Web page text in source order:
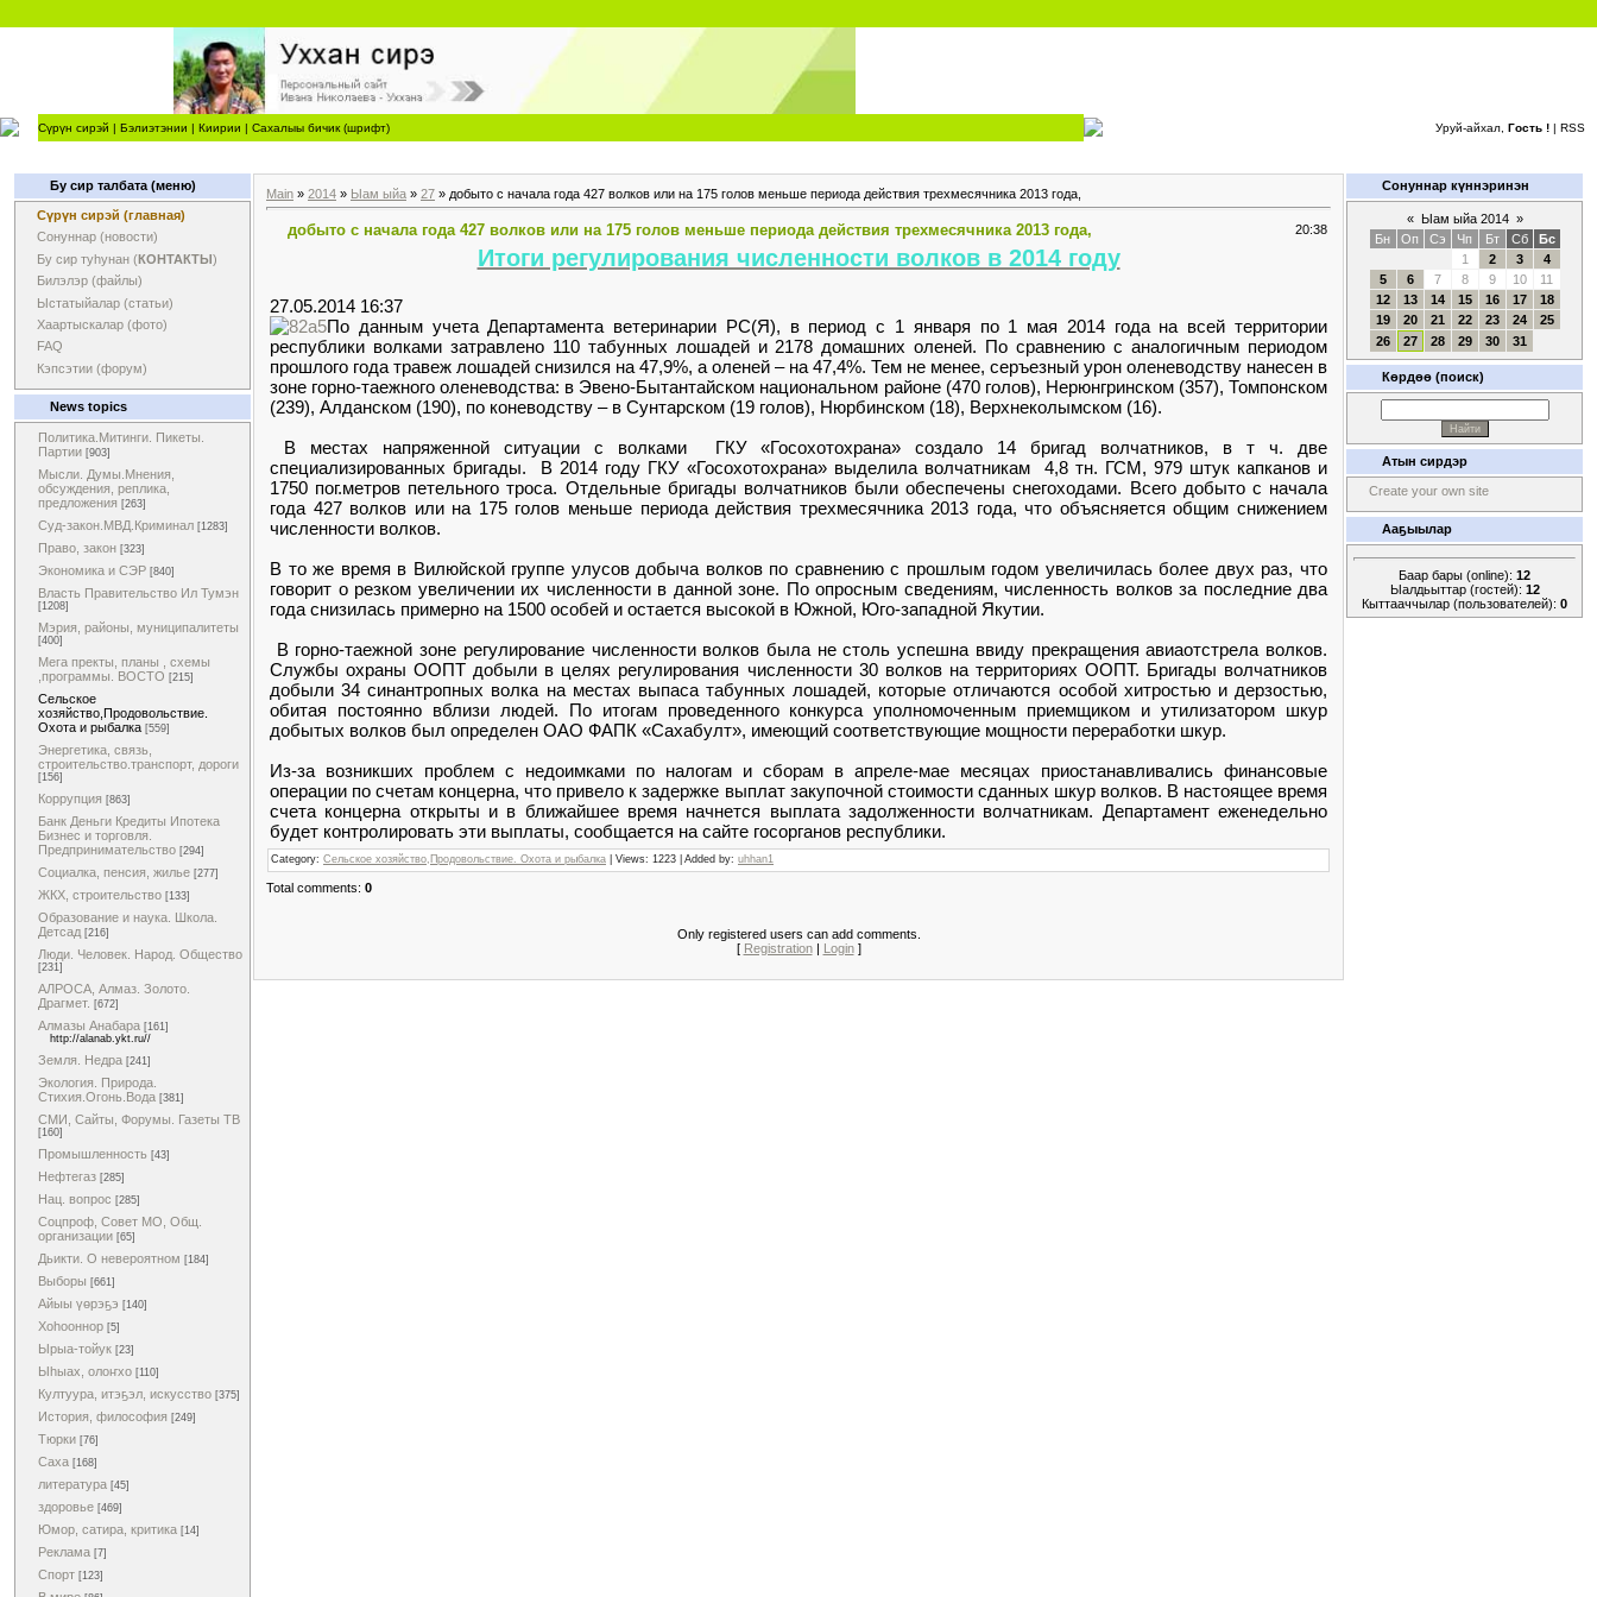
Сүрүн сирэй | Бэлиэтэнии | Киирии | Сахалыы бичик (шрифт) Уруй-айхал, Гость ! | RSS
Бу сир талбата (меню)
Сүрүн сирэй (главная)
Сонуннар (новости)
Бу сир туһунан (КОНТАКТЫ)
Билэлэр (файлы)
Ыстатыйалар (статьи)
Хаартыскалар (фото)
FAQ
Кэпсэтии (форум)
News topics
Политика.Митинги. Пикеты.
Партии [903]
Мысли. Думы.Мнения,
обсуждения, реплика,
предложения [263]
Суд-закон.МВД.Криминал [1283]
Право, закон [323]
Экономика и СЭР [840]
Власть Правительство Ил Тумэн
[1208]
Мэрия, районы, муниципалитеты
[400]
Мега пректы, планы , схемы
,программы. ВОСТО [215]
Сельское
хозяйство,Продовольствие.
Охота и рыбалка [559]
Энергетика, связь,
строительство.транспорт, дороги
[156]
Коррупция [863]
Банк Деньги Кредиты Ипотека
Бизнес и торговля.
Предпринимательство [294]
Социалка, пенсия, жилье [277]
ЖКХ, строительство [133]
Образование и наука. Школа.
Детсад [216]
Люди. Человек. Народ. Общество
[231]
АЛРОСА, Алмаз. Золото.
Драгмет. [672]
Алмазы Анабара [161]
http://alanab.ykt.ru//
Земля. Недра [241]
Экология. Природа.
Стихия.Огонь.Вода [381]
СМИ, Сайты, Форумы. Газеты ТВ
[160]
Промышленность [43]
Нефтегаз [285]
Нац. вопрос [285]
Соцпроф, Совет МО, Общ.
организации [65]
Дьикти. О невероятном [184]
Выборы [661]
Айыы үөрэҕэ [140]
Хоһооннор [5]
Ырыа-тойук [23]
Ыһыах, олоҥхо [110]
Култуура, итэҕэл, искусство [375]
История, философия [249]
Тюрки [76]
Саха [168]
литература [45]
здоровье [469]
Юмор, сатира, критика [14]
Реклама [7]
Спорт [123]
Main » 2014 » Ыам ыйа » 27 » добыто с начала года 427 волков или на 175 голов меньше периода действия трехмесячника 2013 года,
добыто с начала года 427 волков или на 175 голов меньше периода действия трехмесячника 2013 года, 20:38
Итоги регулирования численности волков в 2014 году
27.05.2014 16:37
По данным учета Департамента ветеринарии РС(Я), в период с 1 января по 1 мая 2014 года на всей территории
республики волками затравлено 110 табунных лошадей и 2178 домашних оленей. По сравнению с аналогичным периодом
прошлого года травеж лошадей снизился на 47,9%, а оленей – на 47,4%. Тем не менее, серъезный урон оленеводству нанесен в
зоне горно-таежного оленеводства: в Эвено-Бытантайском национальном районе (470 голов), Нерюнгринском (357), Томпонском
(239), Алданском (190), по коневодству – в Сунтарском (19 голов), Нюрбинском (18), Верхнеколымском (16).
В местах напряженной ситуации с волками ГКУ «Госохотохрана» создало 14 бригад волчатников, в т ч. две
специализированных бригады. В 2014 году ГКУ «Госохотохрана» выделила волчатникам 4,8 тн. ГСМ, 979 штук капканов и
1750 пог.метров петельного троса. Отдельные бригады волчатников были обеспечены снегоходами. Всего добыто с начала
года 427 волков или на 175 голов меньше периода действия трехмесячника 2013 года, что объясняется общим снижением
численности волков.
В то же время в Вилюйской группе улусов добыча волков по сравнению с прошлым годом увеличилась более двух раз, что
говорит о резком увеличении их численности в данной зоне. По опросным сведениям, численность волков за последние два
года снизилась примерно на 1500 особей и остается высокой в Южной, Юго-западной Якутии.
В горно-таежной зоне регулирование численности волков была не столь успешна ввиду прекращения авиаотстрела волков.
Службы охраны ООПТ добыли в целях регулирования численности 30 волков на территориях ООПТ. Бригады волчатников
добыли 34 синантропных волка на местах выпаса табунных лошадей, которые отличаются особой хитростью и дерзостью,
обитая постоянно вблизи людей. По итогам проведенного конкурса уполномоченным приемщиком и утилизатором шкур
добытых волков был определен ОАО ФАПК «Сахабулт», имеющий соответствующие мощности переработки шкур.
Из-за возникших проблем с недоимками по налогам и сборам в апреле-мае месяцах приостанавливались финансовые
операции по счетам концерна, что привело к задержке выплат закупочной стоимости сданных шкур волков. В настоящее время
счета концерна открыты и в ближайшее время начнется выплата задолженности волчатникам. Департамент еженедельно
будет контролировать эти выплаты, сообщается на сайте госорганов республики.
Category: Сельское хозяйство,Продовольствие. Охота и рыбалка | Views: 1223 | Added by: uhhan1
Total comments: 0
Only registered users can add comments.
[ Registration| Login]
Сонуннар күннэринэн
« Ыам ыйа 2014 »
Бн
Оп Сэ Чп Бт Сб
Бс
1
2 3
4
5
6 7 8 9 10
11
12
13 14 15 16 17
18
19
20 21 22 23 24
25
26
27 28 29 30 31
Көрдөө (поиск)
Атын сирдэр
Create your own site
Ааҕыылар
Баар бары (online): 12
Ыалдьыттар (гостей): 12
Кыттааччылар (пользователей): 0